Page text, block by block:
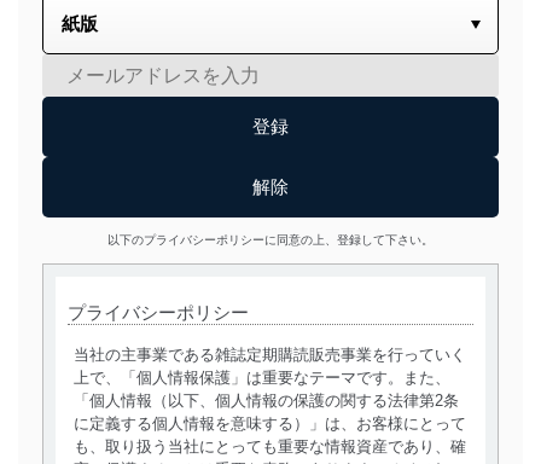
以下のプライバシーポリシーに同意の上、登録して下さい。
プライバシーポリシー
当社の主事業である雑誌定期購読販売事業を行っていく
上で、「個人情報保護」は重要なテーマです。また、
「個人情報（以下、個人情報の保護の関する法律第2条
に定義する個人情報を意味する）」は、お客様にとって
も、取り扱う当社にとっても重要な情報資産であり、確